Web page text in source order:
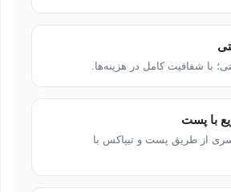
با شفافیت کامل در هزینه‌ها.
با پست
از طریق پست و تیپاکس با